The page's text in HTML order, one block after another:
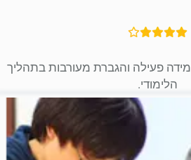
פעילה והגברת מעורבות בתהליך
הלימודי.